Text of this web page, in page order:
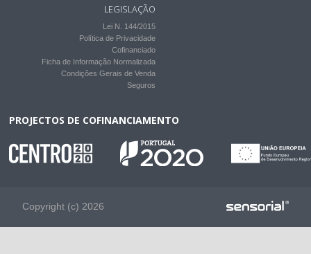
LEGISLAÇÃO
Lei N. 144/2015
Política de Privacidade
Cofinanciado
Ficha de Informação Normalizada
Condições Gerais de Venda
Seguros
PROJECTOS DE COFINANCIAMENTO
Copyright (c) 2026